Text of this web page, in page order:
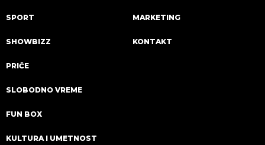
SPORT
SHOWBIZZ
PRIČE
SLOBODNO VREME
FUN BOX
KULTURA I UMETNOST
MARKETING
KONTAKT